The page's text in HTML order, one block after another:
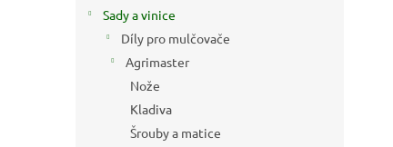
Sady a vinice
Díly pro mulčovače
Agrimaster
Nože
Kladiva
Šrouby a matice